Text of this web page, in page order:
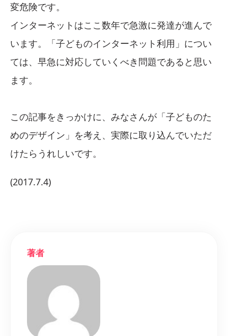
変危険です。
インターネットはここ数年で急激に発達が進んで
います。「子どものインターネット利用」につい
ては、早急に対応していくべき問題であると思い
ます。
この記事をきっかけに、みなさんが「子どものた
めのデザイン」を考え、実際に取り込んでいただ
けたらうれしいです。
(2017.7.4)
著者